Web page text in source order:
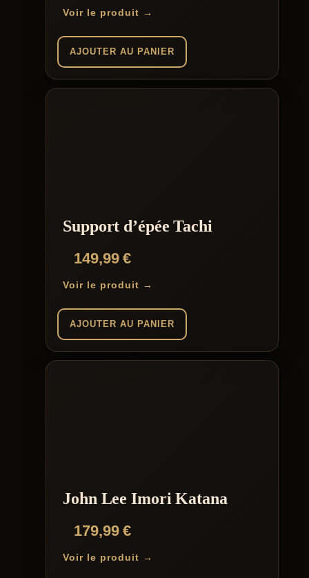
Voir le produit →
AJOUTER AU PANIER
Support d’épée Tachi
149,99€
Voir le produit →
AJOUTER AU PANIER
John Lee Imori Katana
179,99€
Voir le produit →